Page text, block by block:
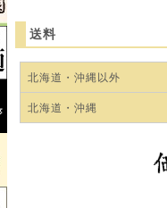
送料
北海道・沖縄以外
北海道・沖縄